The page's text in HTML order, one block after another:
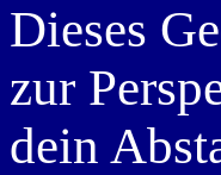
Dieses
zur
dein